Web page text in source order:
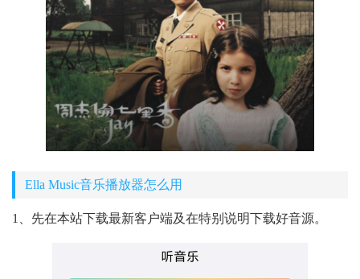
Ella Music音乐播放器怎么用
1、先在本站下载最新客户端及在特别说明下载好音源。